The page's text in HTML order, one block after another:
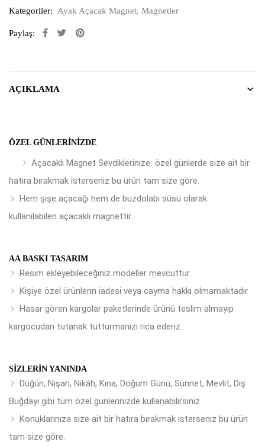
Kategoriler: Ayak Açacak Magnet, Magnetler
Paylaş:
AÇIKLAMA
ÖZEL GÜNLERINIZDE
Açacaklı Magnet Sevdiklerinize özel günlerde size ait bir
hatıra bırakmak isterseniz bu ürün tam size göre.
Hem şişe açacağı hem de buzdolabı süsü olarak
kullanılabilen açacaklı magnettir.
AA BASKI TASARIM
Resim ekleyebileceğiniz modeller mevcuttur.
Kişiye özel ürünlerin iadesi veya cayma hakkı olmamaktadır.
Hasar gören kargolar paketlerinde ürünü teslim almayıp
kargocudan tutanak tutturmanızı rica ederiz.
SIZLERIN YANINDA
Düğün, Nişan, Nikâh, Kına, Doğum Günü, Sünnet, Mevlit, Diş
Buğdayı gibi tüm özel günlerinizde kullanabilirsiniz.
Konuklarınıza size ait bir hatıra bırakmak isterseniz bu ürün
tam size göre.